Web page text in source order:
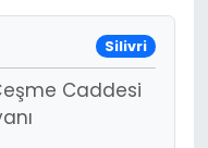
Silivri
Caddesi